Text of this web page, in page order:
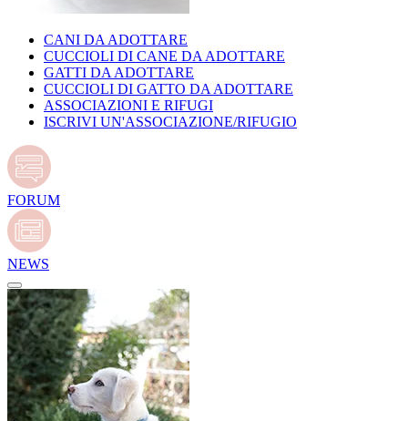
CANI DA ADOTTARE
CUCCIOLI DI CANE DA ADOTTARE
GATTI DA ADOTTARE
CUCCIOLI DI GATTO DA ADOTTARE
ASSOCIAZIONI E RIFUGI
ISCRIVI UN'ASSOCIAZIONE/RIFUGIO
FORUM
NEWS